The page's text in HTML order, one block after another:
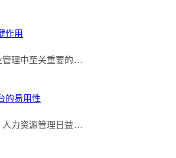
作用
管理中至关重要的…
的易用性
人力资源管理日益…